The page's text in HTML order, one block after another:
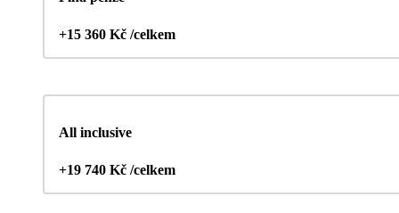
+15 360 Kč /celkem
All inclusive
+19 740 Kč /celkem